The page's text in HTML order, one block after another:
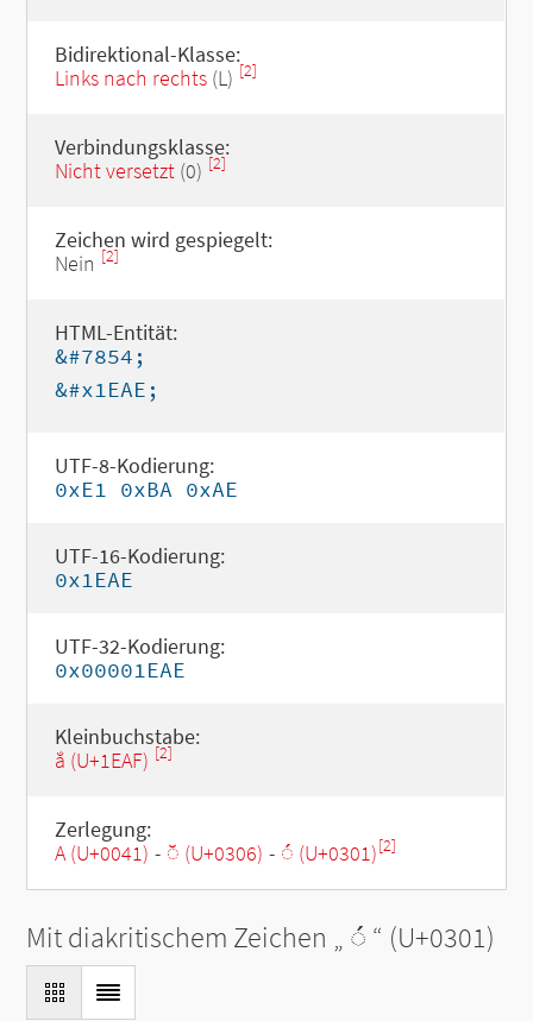
Bidirektional-Klasse:
Links nach rechts(L) [2]
Verbindungsklasse:
Nicht versetzt(0) [2]
Zeichen wird gespiegelt:
Nein [2]
HTML-Entität:
&#7854;
&#x1EAE;
UTF-8-Kodierung:
0xE1 0xBA 0xAE
UTF-16-Kodierung:
0x1EAE
UTF-32-Kodierung:
0x00001EAE
Kleinbuchstabe:
ắ (U+1EAF) [2]
Zerlegung:
A (U+0041) - ◌̆ (U+0306) - ◌́ (U+0301)[2]
Mit diakritischem Zeichen „ ◌́ “ (U+0301)